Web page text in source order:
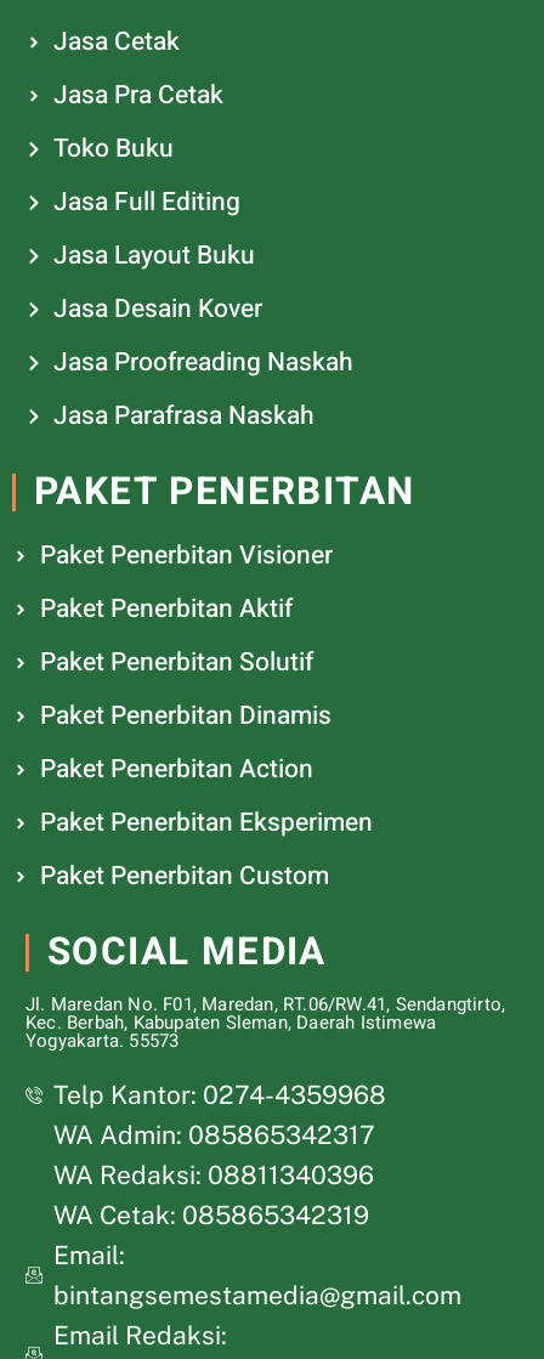
Jasa Cetak
Jasa Pra Cetak
Toko Buku
Jasa Full Editing
Jasa Layout Buku
Jasa Desain Kover
Jasa Proofreading Naskah
Jasa Parafrasa Naskah
PAKET PENERBITAN
Paket Penerbitan Visioner
Paket Penerbitan Aktif
Paket Penerbitan Solutif
Paket Penerbitan Dinamis
Paket Penerbitan Action
Paket Penerbitan Eksperimen
Paket Penerbitan Custom
SOCIAL MEDIA
Jl. Maredan No. F01, Maredan, RT.06/RW.41, Sendangtirto,
Kec. Berbah, Kabupaten Sleman, Daerah Istimewa
Yogyakarta. 55573
Telp Kantor: 0274-4359968
WA Admin: 085865342317
WA Redaksi: 08811340396
WA Cetak: 085865342319
Email:
bintangsemestamedia@gmail.com
Email Redaksi: